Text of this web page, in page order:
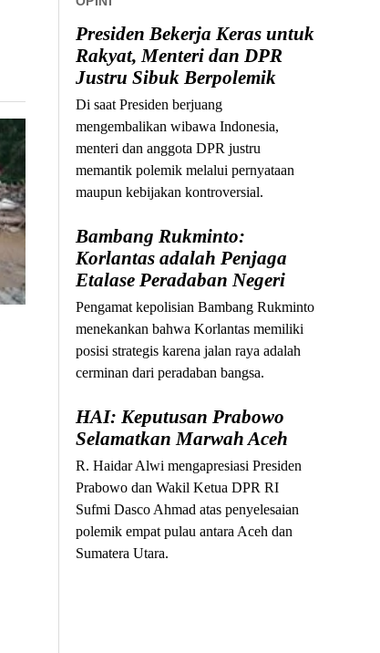
Presiden Bekerja Keras untuk
Rakyat, Menteri dan DPR
Justru Sibuk Berpolemik
Di saat Presiden berjuang
mengembalikan wibawa Indonesia,
menteri dan anggota DPR justru
memantik polemik melalui pernyataan
maupun kebijakan kontroversial.
Bambang Rukminto:
Korlantas adalah Penjaga
Etalase Peradaban Negeri
Pengamat kepolisian Bambang Rukminto
menekankan bahwa Korlantas memiliki
posisi strategis karena jalan raya adalah
cerminan dari peradaban bangsa.
HAI: Keputusan Prabowo
Selamatkan Marwah Aceh
R. Haidar Alwi mengapresiasi Presiden
Prabowo dan Wakil Ketua DPR RI
Sufmi Dasco Ahmad atas penyelesaian
polemik empat pulau antara Aceh dan
Sumatera Utara.